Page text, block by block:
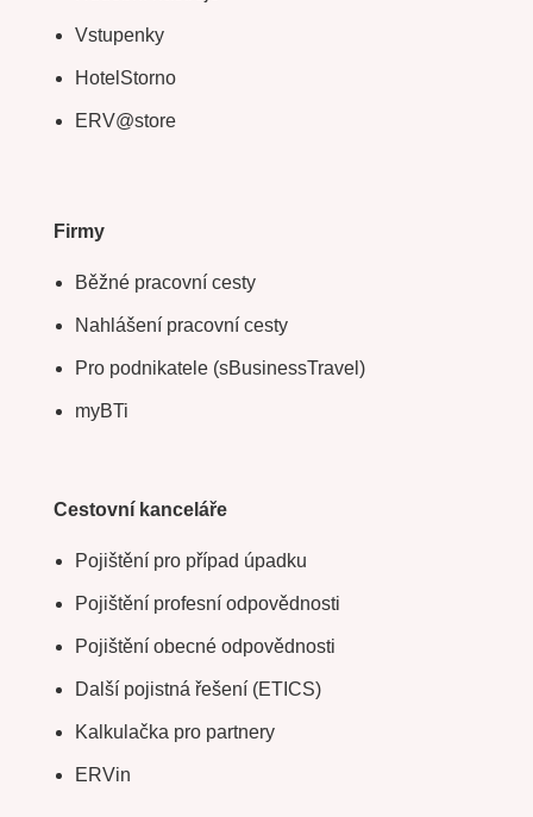
Vstupenky
HotelStorno
ERV@store
Firmy
Běžné pracovní cesty
Nahlášení pracovní cesty
Pro podnikatele (sBusinessTravel)
myBTi
Cestovní kanceláře
Pojištění pro případ úpadku
Pojištění profesní odpovědnosti
Pojištění obecné odpovědnosti
Další pojistná řešení (ETICS)
Kalkulačka pro partnery
ERVin